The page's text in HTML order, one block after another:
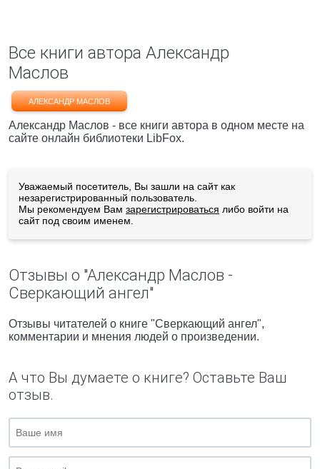
Все книги автора Александр
Маслов
АЛЕКСАНДР МАСЛОВ
Александр Маслов - все книги автора в одном месте на
сайте онлайн библиотеки LibFox.
Уважаемый посетитель, Вы зашли на сайт как
незарегистрированный пользователь.
Мы рекомендуем Вам зарегистрироваться либо войти на
сайт под своим именем.
Отзывы о "Александр Маслов -
Сверкающий ангел"
Отзывы читателей о книге "Сверкающий ангел",
комментарии и мнения людей о произведении.
А что Вы думаете о книге? Оставьте Ваш
отзыв.